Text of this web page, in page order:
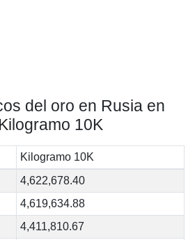
del oro en Rusia en
10K
Kilogramo 10K
4,622,678.40
4,619,634.88
4,411,810.67